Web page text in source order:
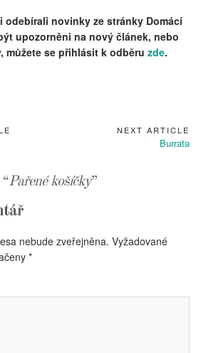
odebírali novinky ze stránky Domácí
upozorněni na nový článek, nebo
můžete se přihlásit k odběru zde.
NEXT ARTICLE
Next
Burrata
Pařené košíčky”
nebude zveřejněna. Vyžadované
*